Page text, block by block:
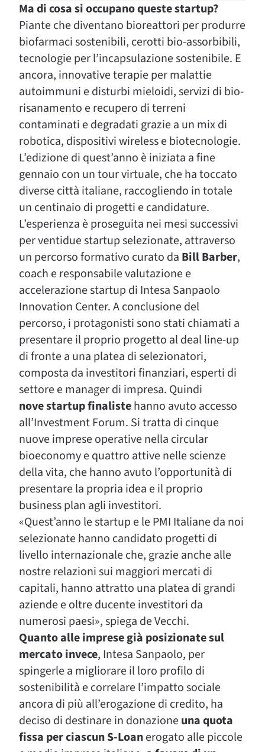
Ma di cosa si occupano queste startup?
Piante che diventano bioreattori per produrre
biofarmaci sostenibili, cerotti bio-assorbibili,
tecnologie per l’incapsulazione sostenibile. E
ancora, innovative terapie per malattie
autoimmuni e disturbi mieloidi, servizi di bio-
risanamento e recupero di terreni
contaminati e degradati grazie a un mix di
robotica, dispositivi wireless e biotecnologie.
L’edizione di quest’anno è iniziata a fine
gennaio con un tour virtuale, che ha toccato
diverse città italiane, raccogliendo in totale
un centinaio di progetti e candidature.
L’esperienza è proseguita nei mesi successivi
per ventidue startup selezionate, attraverso
un percorso formativo curato da Bill Barber,
coach e responsabile valutazione e
accelerazione startup di Intesa Sanpaolo
Innovation Center. A conclusione del
percorso, i protagonisti sono stati chiamati a
presentare il proprio progetto al deal line-up
di fronte a una platea di selezionatori,
composta da investitori finanziari, esperti di
settore e manager di impresa. Quindi
nove startup finalistehanno avuto accesso
all’Investment Forum. Si tratta di cinque
nuove imprese operative nella circular
bioeconomy e quattro attive nelle scienze
della vita, che hanno avuto l’opportunità di
presentare la propria idea e il proprio
business plan agli investitori.
«Quest’anno le startup e le PMI Italiane da noi
selezionate hanno candidato progetti di
livello internazionale che, grazie anche alle
nostre relazioni sui maggiori mercati di
capitali, hanno attratto una platea di grandi
aziende e oltre ducente investitori da
numerosi paesi», spiega de Vecchi.
Quanto alle imprese già posizionate sul
mercato invece, Intesa Sanpaolo, per
spingerle a migliorare il loro profilo di
sostenibilità e correlare l’impatto sociale
ancora di più all’erogazione di credito, ha
deciso di destinare in donazioneuna quota
fissa per ciascun S-Loanerogato alle piccole